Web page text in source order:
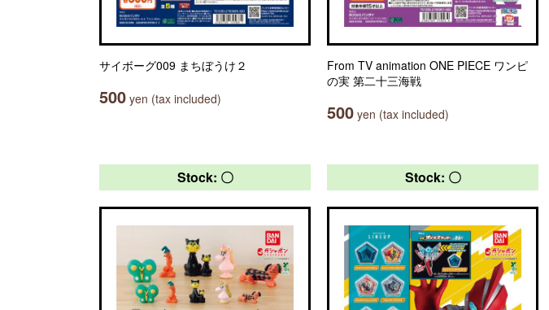
サイボーグ009 まちぼうけ２
500 yen (tax included)
From TV animation ONE PIECE ワンピ
の実 第二十三海戦
500 yen (tax included)
Stock: 〇 Stock: 〇